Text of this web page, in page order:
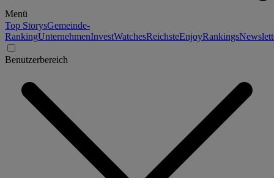
Menü
Top StorysGemeinde-
RankingUnternehmenInvestWatchesReichsteEnjoyRankings
Benutzerbereich